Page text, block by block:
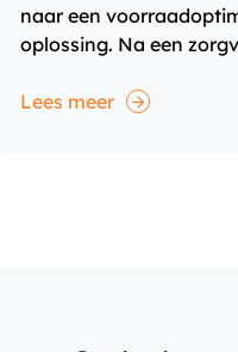
naar een
oplossing. Na een
Lees meer